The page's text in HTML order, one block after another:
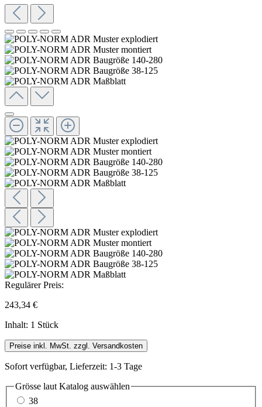
Regulärer Preis:
243,34 €
Inhalt: 1 Stück
Preise inkl. MwSt. zzgl. Versandkosten
Sofort verfügbar, Lieferzeit: 1-3 Tage
Grösse laut Katalog auswählen
38